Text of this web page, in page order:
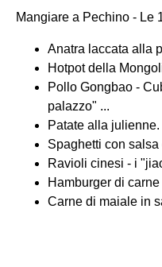
Mangiare a Pechino - Le
Anatra laccata alla
Hotpot della
Pollo Gongbao -
palazzo" ...
Patate alla julienne.
Spaghetti con salsa
Ravioli cinesi - i
Hamburger di
Carne di maiale in